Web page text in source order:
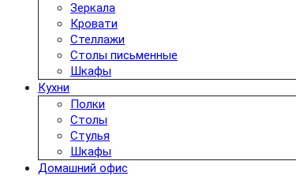
Зеркала
Кровати
Стеллажи
Столы письменные
Шкафы
Кухни
Полки
Столы
Стулья
Шкафы
Домашний офис